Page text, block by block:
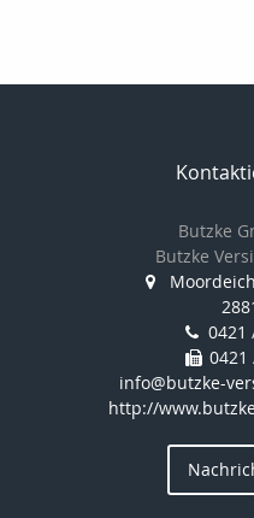
Butzke
Butzke
0421
0421
info@butzke-
http://